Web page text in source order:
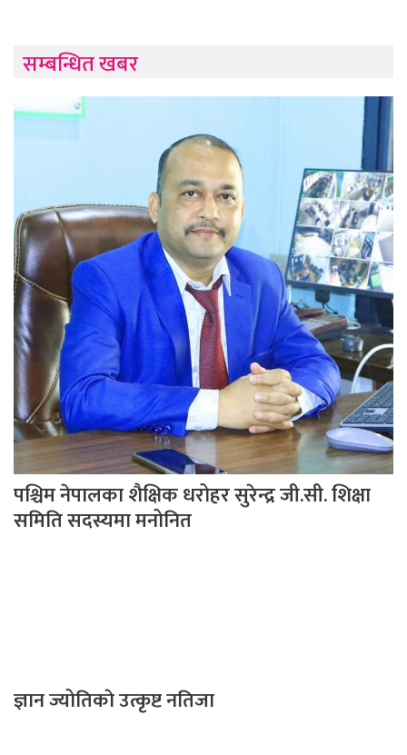
सम्बन्धित खबर
पश्चिम नेपालका शैक्षिक धरोहर सुरेन्द्र जी.सी. शिक्षा
समिति सदस्यमा मनोनित
ज्ञान ज्योतिकाे उत्कृष्ट नतिजा